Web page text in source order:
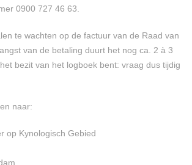
0900 727 46 63.
te wachten op de factuur van de Raad van
van de betaling duurt het nog ca. 2 à 3
bezit van het logboek bent: vraag dus tijdig
naar:
op Kynologisch Gebied